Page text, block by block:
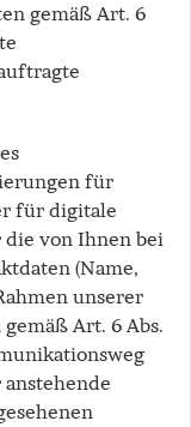
gemäß Art. 6
für
für digitale
von Ihnen bei
(Name,
unserer
Art. 6 Abs.